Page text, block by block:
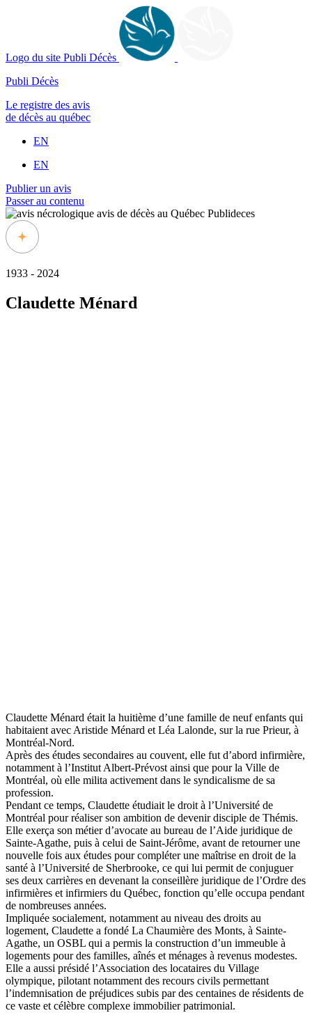
Logo du site Publi Décès
Publi Décès
Le registre des avis
de décès au québec
EN
EN
Publier un avis
Passer au contenu
1933 - 2024
Claudette Ménard
Claudette Ménard était la huitième d’une famille de neuf enfants qui
habitaient avec Aristide Ménard et Léa Lalonde, sur la rue Prieur, à
Montréal-Nord.
Après des études secondaires au couvent, elle fut d’abord infirmière,
notamment à l’Institut Albert-Prévost ainsi que pour la Ville de
Montréal, où elle milita activement dans le syndicalisme de sa
profession.
Pendant ce temps, Claudette étudiait le droit à l’Université de
Montréal pour réaliser son ambition de devenir disciple de Thémis.
Elle exerça son métier d’avocate au bureau de l’Aide juridique de
Sainte-Agathe, puis à celui de Saint-Jérôme, avant de retourner une
nouvelle fois aux études pour compléter une maîtrise en droit de la
santé à l’Université de Sherbrooke, ce qui lui permit de conjuguer
ses deux carrières en devenant la conseillère juridique de l’Ordre des
infirmières et infirmiers du Québec, fonction qu’elle occupa pendant
de nombreuses années.
Impliquée socialement, notamment au niveau des droits au
logement, Claudette a fondé La Chaumière des Monts, à Sainte-
Agathe, un OSBL qui a permis la construction d’un immeuble à
logements pour des familles, aînés et ménages à revenus modestes.
Elle a aussi présidé l’Association des locataires du Village
olympique, pilotant notamment des recours civils permettant
l’indemnisation de préjudices subis par des centaines de résidents de
ce vaste et célèbre complexe immobilier patrimonial.